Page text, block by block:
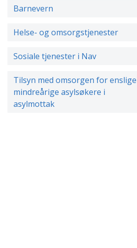
Barnevern
Helse- og omsorgstjenester
Sosiale tjenester i Nav
Tilsyn med omsorgen for enslige
mindreårige asylsøkere i
asylmottak